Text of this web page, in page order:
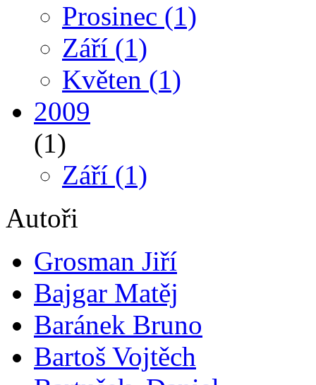
Prosinec (1)
Září (1)
Květen (1)
2009
(1)
Září (1)
Autoři
Grosman Jiří
Bajgar Matěj
Baránek Bruno
Bartoš Vojtěch